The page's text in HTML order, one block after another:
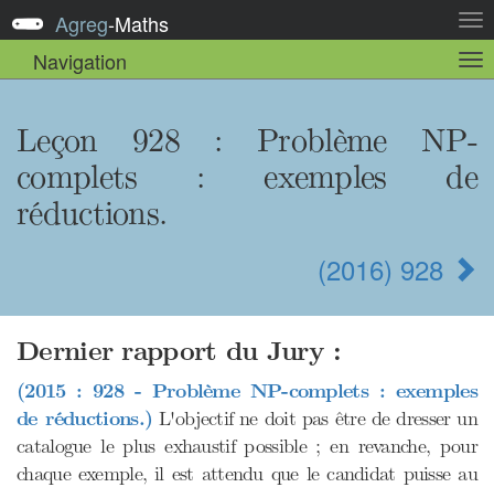
la
Agreg-Maths
Navigation
la
Leçon 928 : Problème NP-
complets : exemples de
réductions.
(2016) 928
Dernier rapport du Jury :
(2015 : 928 - Problème NP-complets : exemples
de réductions.) L'objectif ne doit pas être de dresser un
catalogue le plus exhaustif possible ; en revanche, pour
chaque exemple, il est attendu que le candidat puisse au